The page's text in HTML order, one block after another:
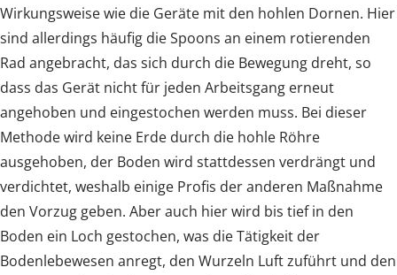
Wirkungsweise wie die Geräte mit den hohlen Dornen. Hier
sind allerdings häufig die Spoons an einem rotierenden
Rad angebracht, das sich durch die Bewegung dreht, so
dass das Gerät nicht für jeden Arbeitsgang erneut
angehoben und eingestochen werden muss. Bei dieser
Methode wird keine Erde durch die hohle Röhre
ausgehoben, der Boden wird stattdessen verdrängt und
verdichtet, weshalb einige Profis der anderen Maßnahme
den Vorzug geben. Aber auch hier wird bis tief in den
Boden ein Loch gestochen, was die Tätigkeit der
Bodenlebewesen anregt, den Wurzeln Luft zuführt und den